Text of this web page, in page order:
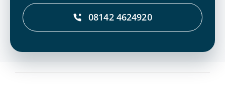
08142 4624920